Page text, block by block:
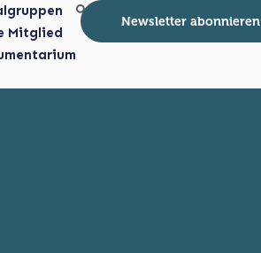
Mitglied
Newsletter abonnieren